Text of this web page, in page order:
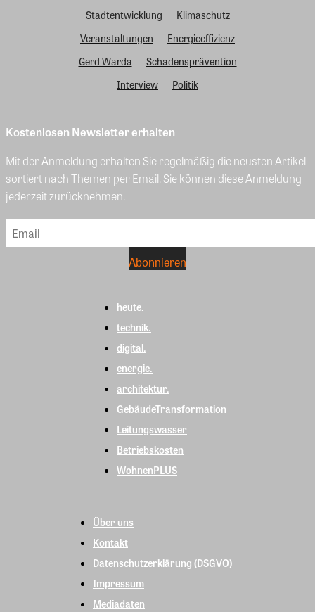
Stadtentwicklung
Klimaschutz
Veranstaltungen
Energieeffizienz
Gerd Warda
Schadensprävention
Interview
Politik
Kostenlosen Newsletter erhalten
Mit der Anmeldung erhalten Sie regelmäßig die neusten Artikel
sortiert nach Themen per Email. Sie können diese Anmeldung
jederzeit zurücknehmen.
heute.
technik.
digital.
energie.
architektur.
GebäudeTransformation
Leitungswasser
Betriebskosten
WohnenPLUS
Über uns
Kontakt
Datenschutzerklärung (DSGVO)
Impressum
Mediadaten